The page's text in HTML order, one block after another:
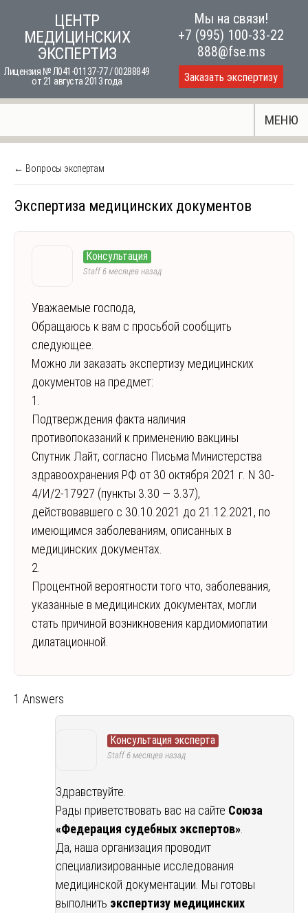
content
ЦЕНТР
МЕДИЦИНСКИХ
ЭКСПЕРТИЗ
Лицензия № Л041-01137-77 / 00288849
от 21 августа 2013 года
Мы на связи!
+7 (995) 100-33-22
888@fse.ms
Заказать экспертизу
МЕНЮ
← Вопросы экспертам
Экспертиза медицинских документов
Консультация
Staff6 месяцев назад
Уважаемые господа,
Обращаюсь к вам с просьбой сообщить
следующее.
Можно ли заказать экспертизу медицинских
документов на предмет:
1.
Подтверждения факта наличия
противопоказаний к применению вакцины
Спутник Лайт, согласно Письма Министерства
здравоохранения РФ от 30 октября 2021 г. N 30-
4/И/2-17927 (пункты 3.30 — 3.37),
действовавшего с 30.10.2021 до 21.12.2021, по
имеющимся заболеваниям, описанных в
медицинских документах.
2.
Процентной вероятности того что, заболевания,
указанные в медицинских документах, могли
стать причиной возникновения кардиомиопатии
дилатационной.
1 Answers
Консультация эксперта
Staff6 месяцев назад
Здравствуйте.
Рады приветствовать вас на сайте Союза
«Федерация судебных экспертов»
Да, наша организация проводит
специализированные исследования
медицинской документации. Мы готовы
выполнить экспертизу медицинских